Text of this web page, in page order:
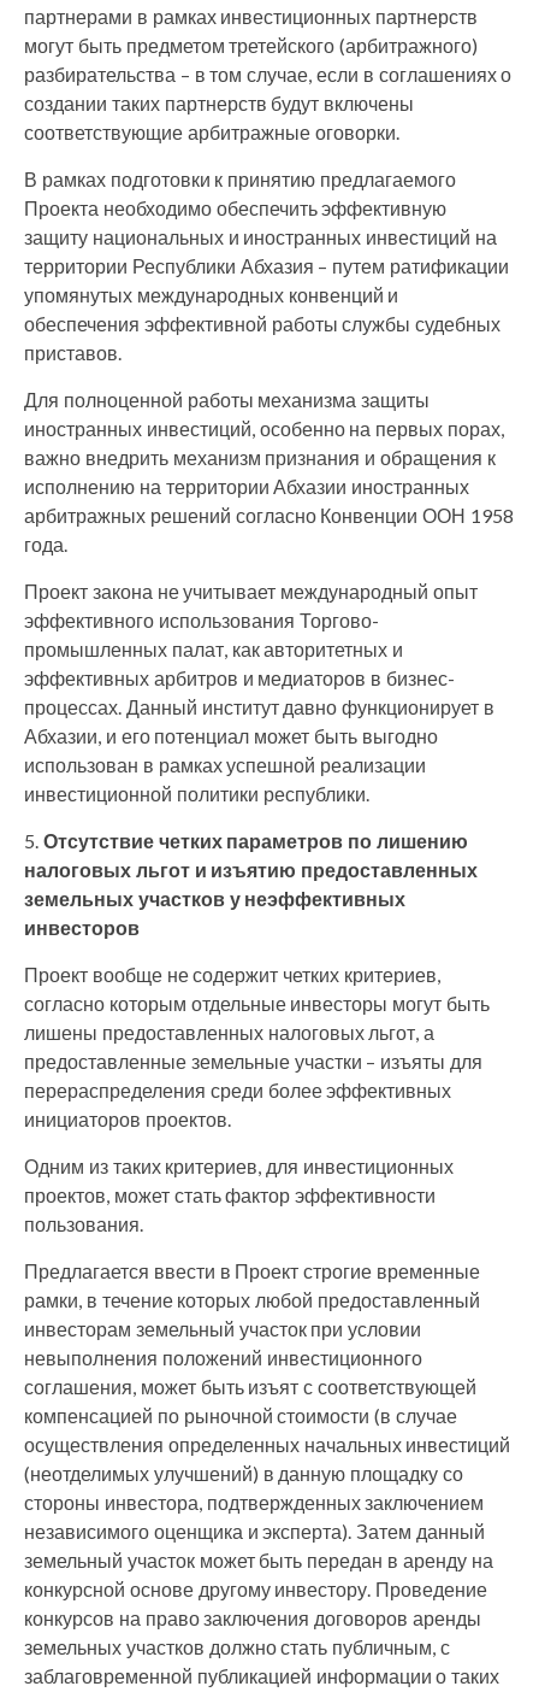
партнерами в рамках инвестиционных партнерств
могут быть предметом третейского (арбитражного)
разбирательства – в том случае, если в соглашениях о
создании таких партнерств будут включены
соответствующие арбитражные оговорки.
В рамках подготовки к принятию предлагаемого
Проекта необходимо обеспечить эффективную
защиту национальных и иностранных инвестиций на
территории Республики Абхазия – путем ратификации
упомянутых международных конвенций и
обеспечения эффективной работы службы судебных
приставов.
Для полноценной работы механизма защиты
иностранных инвестиций, особенно на первых порах,
важно внедрить механизм признания и обращения к
исполнению на территории Абхазии иностранных
арбитражных решений согласно Конвенции ООН 1958
года.
Проект закона не учитывает международный опыт
эффективного использования Торгово-
промышленных палат, как авторитетных и
эффективных арбитров и медиаторов в бизнес-
процессах. Данный институт давно функционирует в
Абхазии, и его потенциал может быть выгодно
использован в рамках успешной реализации
инвестиционной политики республики.
Отсутствие четких параметров по лишению
налоговых льгот и изъятию предоставленных
земельных участков у неэффективных
инвесторов
Проект вообще не содержит четких критериев,
согласно которым отдельные инвесторы могут быть
лишены предоставленных налоговых льгот, а
предоставленные земельные участки – изъяты для
перераспределения среди более эффективных
инициаторов проектов.
Одним из таких критериев, для инвестиционных
проектов, может стать фактор эффективности
пользования.
Предлагается ввести в Проект строгие временные
рамки, в течение которых любой предоставленный
инвесторам земельный участок при условии
невыполнения положений инвестиционного
соглашения, может быть изъят с соответствующей
компенсацией по рыночной стоимости (в случае
осуществления определенных начальных инвестиций
(неотделимых улучшений) в данную площадку со
стороны инвестора, подтвержденных заключением
независимого оценщика и эксперта). Затем данный
земельный участок может быть передан в аренду на
конкурсной основе другому инвестору. Проведение
конкурсов на право заключения договоров аренды
земельных участков должно стать публичным, с
заблаговременной публикацией информации о таких